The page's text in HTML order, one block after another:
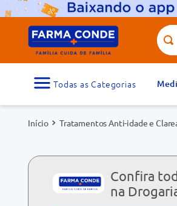
O que você
Tratamentos Anti-idade e
Confira
na
Termos
1
5º